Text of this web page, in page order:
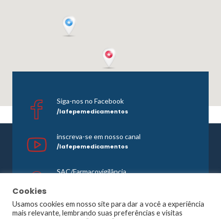
Siga-nos no Facebook
/lafepemedicamentos
inscreva-se em nosso canal
/lafepemedicamentos
SAC/Farmacovigilância
Cookies
Usamos cookies em nosso site para dar a você a experiência
mais relevante, lembrando suas preferências e visitas